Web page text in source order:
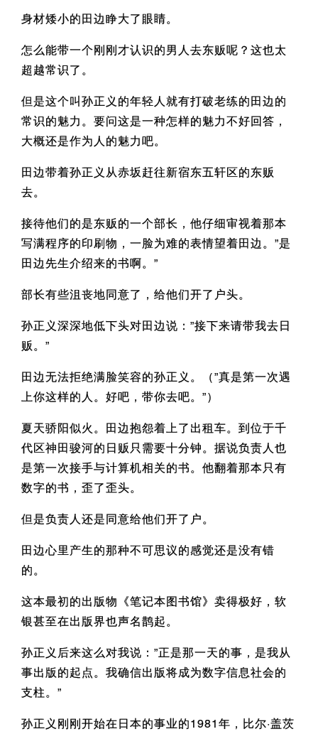
身材矮小的田边睁大了眼睛。
怎么能带一个刚刚才认识的男人去东贩呢？这也太
超越常识了。
但是这个叫孙正义的年轻人就有打破老练的田边的
常识的魅力。要问这是一种怎样的魅力不好回答，
大概还是作为人的魅力吧。
田边带着孙正义从赤坂赶往新宿东五轩区的东贩
去。
接待他们的是东贩的一个部长，他仔细审视着那本
写满程序的印刷物，一脸为难的表情望着田边。”是
田边先生介绍来的书啊。”
部长有些沮丧地同意了，给他们开了户头。
孙正义深深地低下头对田边说：”接下来请带我去日
贩。”
田边无法拒绝满脸笑容的孙正义。（”真是第一次遇
上你这样的人。好吧，带你去吧。”）
夏天骄阳似火。田边抱怨着上了出租车。到位于千
代区神田骏河的日贩只需要十分钟。据说负责人也
是第一次接手与计算机相关的书。他翻着那本只有
数字的书，歪了歪头。
但是负责人还是同意给他们开了户。
田边心里产生的那种不可思议的感觉还是没有错
的。
这本最初的出版物《笔记本图书馆》卖得极好，软
银甚至在出版界也声名鹊起。
孙正义后来这么对我说：”正是那一天的事，是我从
事出版的起点。我确信出版将成为数字信息社会的
支柱。”
孙正义刚刚开始在日本的事业的1981年，比尔·盖茨